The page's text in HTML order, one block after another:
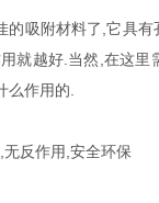
吸附材料了,它具有
就越好.当然,在这
么作用的.
反作用,安全环保